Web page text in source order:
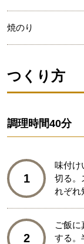
焼のり
つくり方
調理時間40分
1
味付け
切る。
れぞれ
2
ご飯
する。